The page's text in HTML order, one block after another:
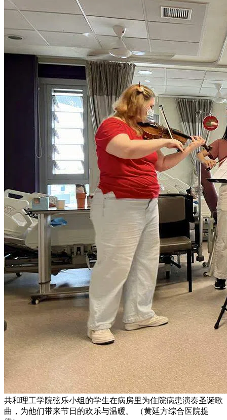
共和理工学院弦乐小组的学生在病房里为住院病患演奏圣诞歌
曲，为他们带来节日的欢乐与温暖。 （黄廷方综合医院提